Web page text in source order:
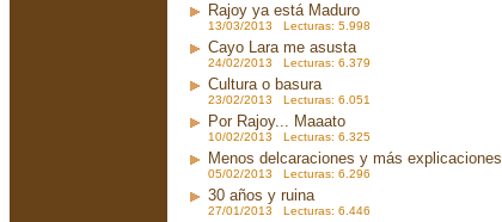
Rajoy ya está Maduro
13/03/2013 Lecturas: 5.998
Cayo Lara me asusta
24/02/2013 Lecturas: 6.379
Cultura o basura
23/02/2013 Lecturas: 6.051
Por Rajoy... Maaato
10/02/2013 Lecturas: 6.325
Menos delcaraciones y más explicaciones
05/02/2013 Lecturas: 6.296
30 años y ruina
27/01/2013 Lecturas: 6.446